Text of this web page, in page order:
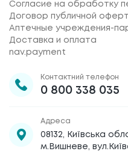
Согласие на обработку
Договор публичной
Аптечные учреждения-
Доставка и оплата
nav.payment
Контактний телефон
0 800 338 035
Адреса
08132, Київська
м.Вишневе,